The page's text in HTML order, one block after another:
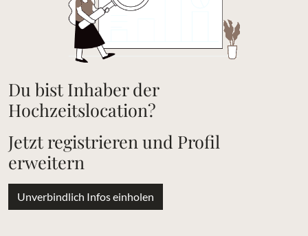
Du bist Inhaber der
Hochzeitslocation?
Jetzt registrieren und Profil
erweitern
Unverbindlich Infos einholen